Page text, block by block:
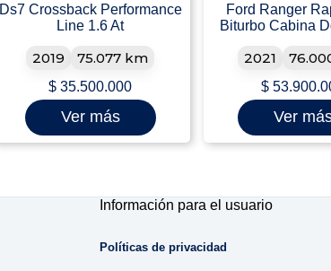
Ds7 Crossback Performance
Line 1.6 At
2019 75.077 km
$ 35.500.000
Ver más
Ford Ranger
Biturbo Cabina
2021
$
Ver
Información para el usuario
Políticas de privacidad